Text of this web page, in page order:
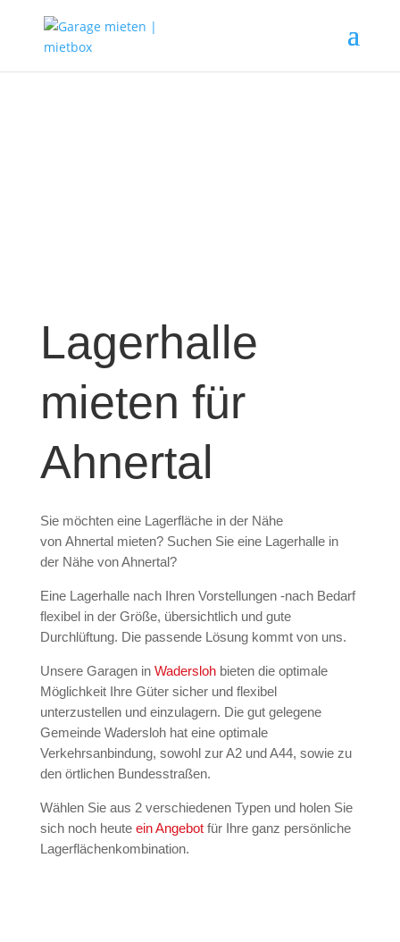
Lagerhalle
mieten für
Ahnertal
Sie möchten eine Lagerfläche in der Nähe
von Ahnertal mieten? Suchen Sie eine Lagerhalle in
der Nähe von Ahnertal?
Eine Lagerhalle nach Ihren Vorstellungen -nach Bedarf
flexibel in der Größe, übersichtlich und gute
Durchlüftung. Die passende Lösung kommt von uns.
Unsere Garagen in Waderslohbieten die optimale
Möglichkeit Ihre Güter sicher und flexibel
unterzustellen und einzulagern. Die gut gelegene
Gemeinde Wadersloh hat eine optimale
Verkehrsanbindung, sowohl zur A2 und A44, sowie zu
den örtlichen Bundesstraßen.
Wählen Sie aus 2 verschiedenen Typen und holen Sie
sich noch heute ein Angebot für Ihre ganz persönliche
Lagerflächenkombination.